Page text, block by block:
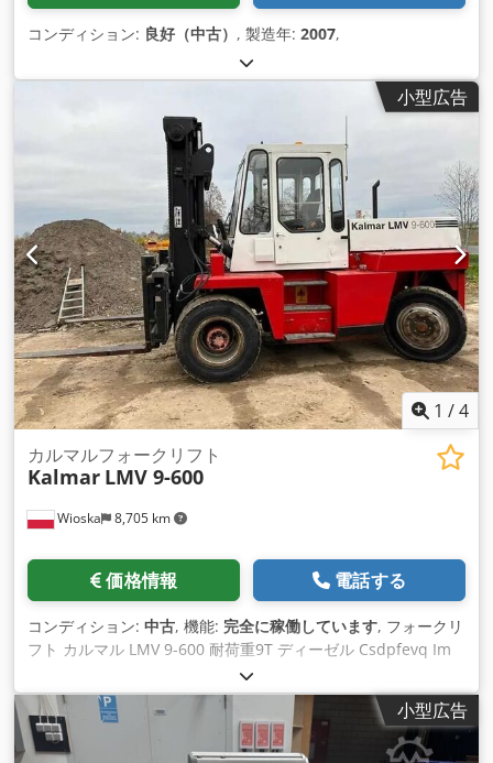
コンディション: 良好（中古） , 製造年: 2007,
小型広告
1 /4
Wioska 8,705 km
カルマルフォークリフト
Kalmar LMV 9-600
価格情報 電話する
コンディション: 中古, 機能: 完全に稼働しています, フォークリ
フト カルマル LMV 9-600 耐荷重9T ディーゼル Csdpfevq Im
小型広告